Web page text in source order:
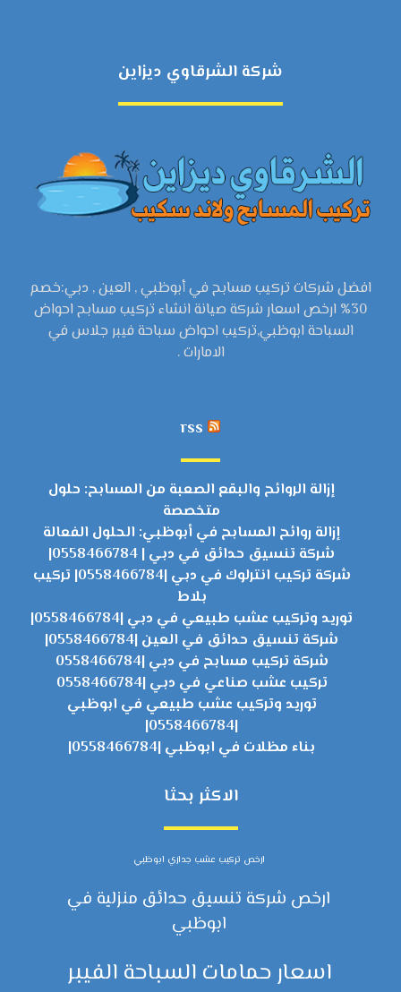
شركة الشرقاوي ديزاين
افضل شركات تركيب مسابح في أبوظبي , العين , دبي:خصم
30% ارخص اسعار شركة صيانة انشاء تركيب مسابح احواض
السباحة ابوظبي,تركيب احواض سباحة فيبر جلاس في
الامارات .
rss
إزالة الروائح والبقع الصعبة من المسابح: حلول
متخصصة
إزالة روائح المسابح في أبوظبي: الحلول الفعالة
شركة تنسيق حدائق في دبي | 0558466784|
شركة تركيب انترلوك في دبي |0558466784| تركيب
بلاط
توريد وتركيب عشب طبيعي في دبي |0558466784|
شركة تنسيق حدائق في العين |0558466784|
شركة تركيب مسابح في دبي |0558466784
تركيب عشب صناعي في دبي |0558466784
توريد وتركيب عشب طبيعي في ابوظبي
|0558466784|
بناء مظلات في ابوظبي |0558466784|
الاكثر بحثا
ارخص تركيب عشب جداري ابوظبي
ارخص شركة تنسيق حدائق منزلية في
ابوظبي
اسعار حمامات السباحة الفيبر